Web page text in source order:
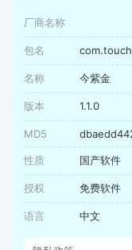
厂商名称
包名
名称 今紫金
版本 1.1.0
MD5
性质 国产软件
授权 免费软件
语言 中文